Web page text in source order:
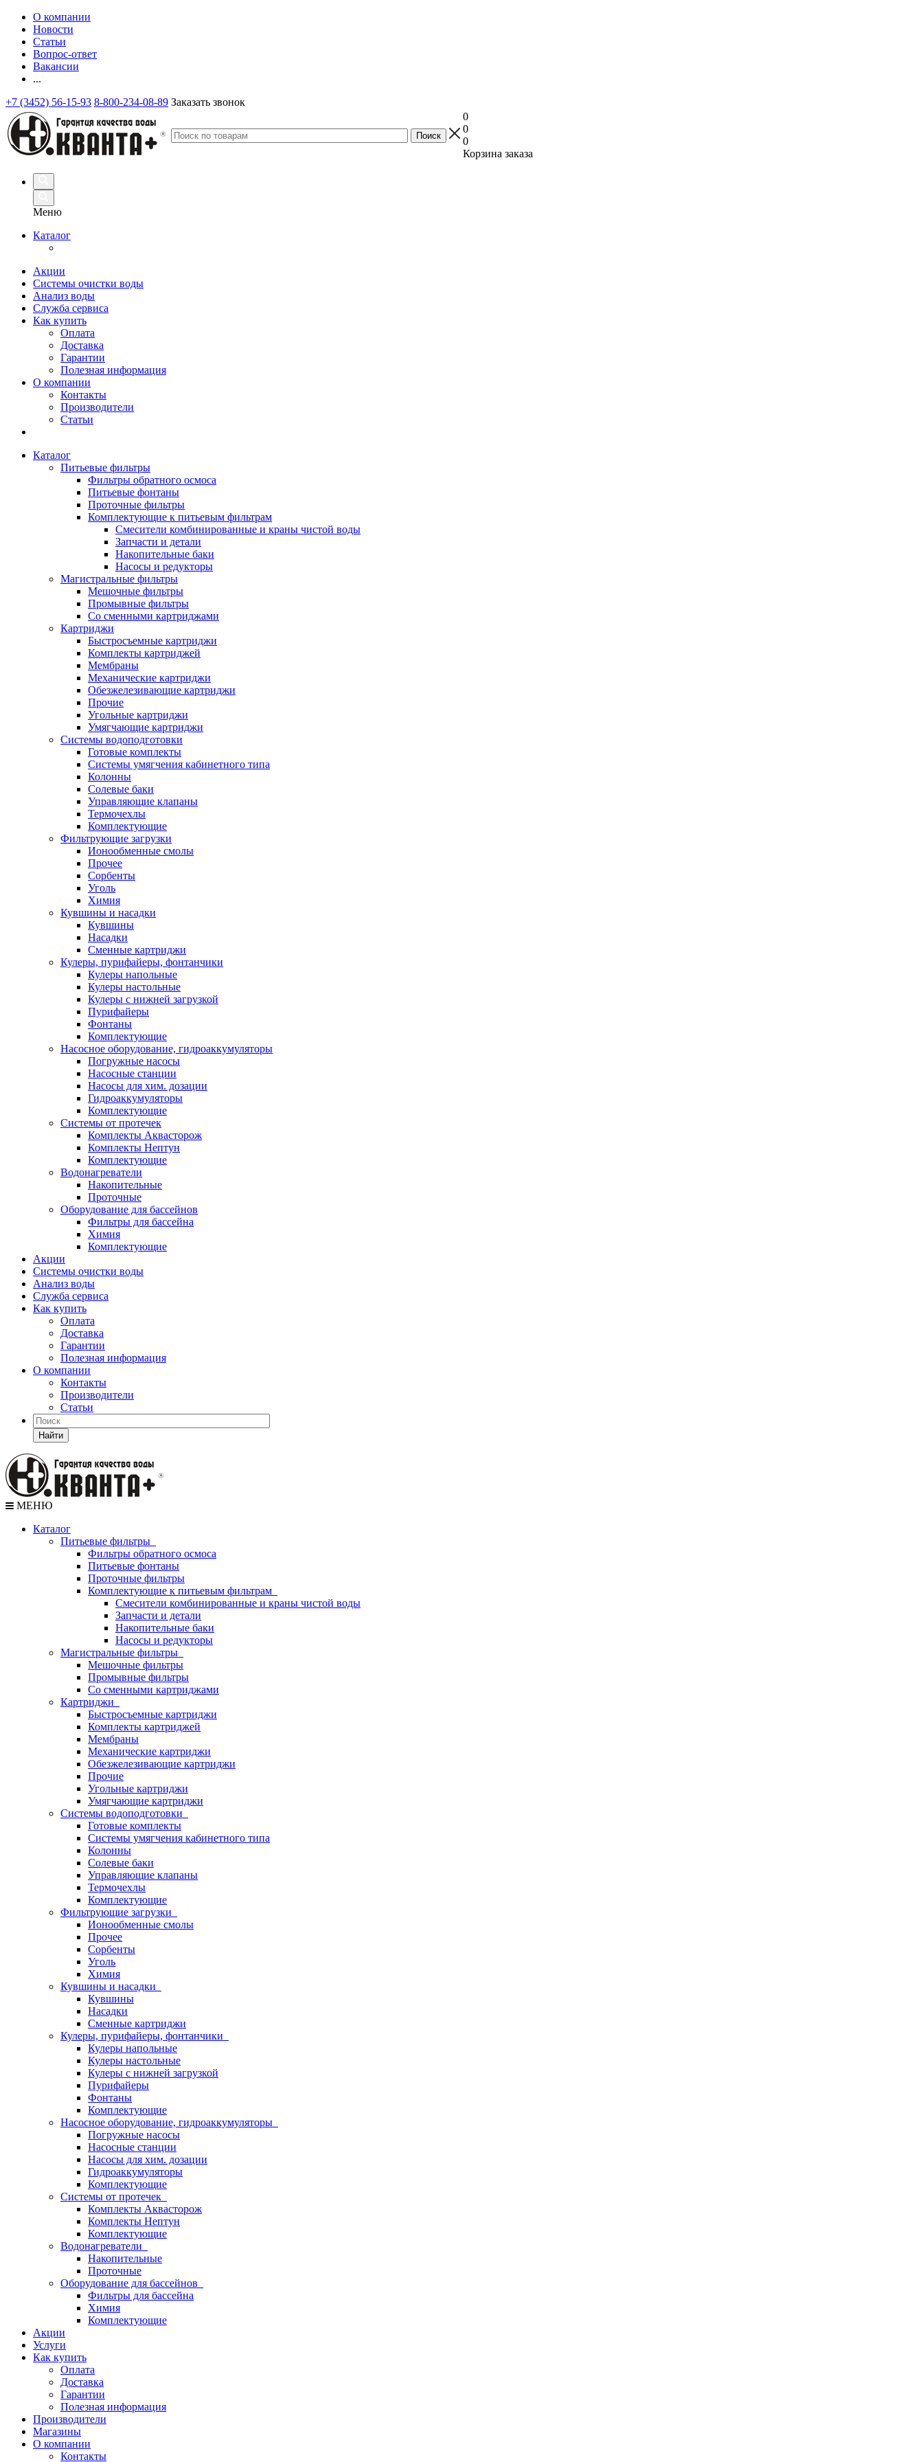
О компании
Новости
Статьи
Вопрос-ответ
Вакансии
...
+7 (3452) 56-15-93 8-800-234-08-89 Заказать звонок
0
0
0
Корзина заказа
Меню
Каталог
Акции
Системы очистки воды
Анализ воды
Служба сервиса
Как купить
Оплата
Доставка
Гарантии
Полезная информация
О компании
Контакты
Производители
Статьи
Каталог
Питьевые фильтры
Фильтры обратного осмоса
Питьевые фонтаны
Проточные фильтры
Комплектующие к питьевым фильтрам
Смесители комбинированные и краны чистой воды
Запчасти и детали
Накопительные баки
Насосы и редукторы
Магистральные фильтры
Мешочные фильтры
Промывные фильтры
Со сменными картриджами
Картриджи
Быстросъемные картриджи
Комплекты картриджей
Мембраны
Механические картриджи
Обезжелезивающие картриджи
Прочие
Угольные картриджи
Умягчающие картриджи
Системы водоподготовки
Готовые комплекты
Системы умягчения кабинетного типа
Колонны
Солевые баки
Управляющие клапаны
Термочехлы
Комплектующие
Фильтрующие загрузки
Ионообменные смолы
Прочее
Сорбенты
Уголь
Химия
Кувшины и насадки
Кувшины
Насадки
Сменные картриджи
Кулеры, пурифайеры, фонтанчики
Кулеры напольные
Кулеры настольные
Кулеры с нижней загрузкой
Пурифайеры
Фонтаны
Комплектующие
Насосное оборудование, гидроаккумуляторы
Погружные насосы
Насосные станции
Насосы для хим. дозации
Гидроаккумуляторы
Комплектующие
Системы от протечек
Комплекты Аквасторож
Комплекты Нептун
Комплектующие
Водонагреватели
Накопительные
Проточные
Оборудование для бассейнов
Фильтры для бассейна
Химия
Комплектующие
Акции
Системы очистки воды
Анализ воды
Служба сервиса
Как купить
Оплата
Доставка
Гарантии
Полезная информация
О компании
Контакты
Производители
Статьи
Найти
МЕНЮ
Каталог
Питьевые фильтры
Фильтры обратного осмоса
Питьевые фонтаны
Проточные фильтры
Комплектующие к питьевым фильтрам
Смесители комбинированные и краны чистой воды
Запчасти и детали
Накопительные баки
Насосы и редукторы
Магистральные фильтры
Мешочные фильтры
Промывные фильтры
Со сменными картриджами
Картриджи
Быстросъемные картриджи
Комплекты картриджей
Мембраны
Механические картриджи
Обезжелезивающие картриджи
Прочие
Угольные картриджи
Умягчающие картриджи
Системы водоподготовки
Готовые комплекты
Системы умягчения кабинетного типа
Колонны
Солевые баки
Управляющие клапаны
Термочехлы
Комплектующие
Фильтрующие загрузки
Ионообменные смолы
Прочее
Сорбенты
Уголь
Химия
Кувшины и насадки
Кувшины
Насадки
Сменные картриджи
Кулеры, пурифайеры, фонтанчики
Кулеры напольные
Кулеры настольные
Кулеры с нижней загрузкой
Пурифайеры
Фонтаны
Комплектующие
Насосное оборудование, гидроаккумуляторы
Погружные насосы
Насосные станции
Насосы для хим. дозации
Гидроаккумуляторы
Комплектующие
Системы от протечек
Комплекты Аквасторож
Комплекты Нептун
Комплектующие
Водонагреватели
Накопительные
Проточные
Оборудование для бассейнов
Фильтры для бассейна
Химия
Комплектующие
Акции
Услуги
Как купить
Оплата
Доставка
Гарантии
Полезная информация
Производители
Магазины
О компании
Контакты